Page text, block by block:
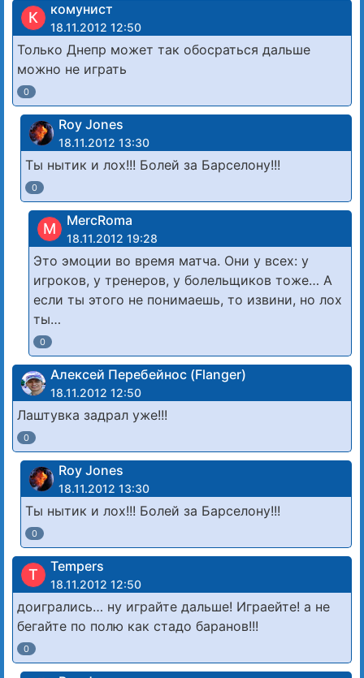
К комунист
18.11.2012 12:50
Только Днепр может так обосраться дальше
можно не играть
0
Roy Jones
18.11.2012 13:30
Ты нытик и лох!!! Болей за Барселону!!!
0
M MercRoma
18.11.2012 19:28
Это эмоции во время матча. Они у всех: у
игроков, у тренеров, у болельщиков тоже… А
если ты этого не понимаешь, то извини, но лох
ты…
0
Алексей Перебейнос (Flanger)
18.11.2012 12:50
Лаштувка задрал уже!!!
0
Roy Jones
18.11.2012 13:30
Ты нытик и лох!!! Болей за Барселону!!!
0
T Tempers
18.11.2012 12:50
доигрались… ну играйте дальше! Играейте! а не
бегайте по полю как стадо баранов!!!
0